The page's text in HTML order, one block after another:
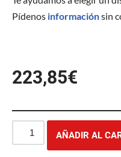
Pídenos informaciónsin
223,85€
AÑADIR AL